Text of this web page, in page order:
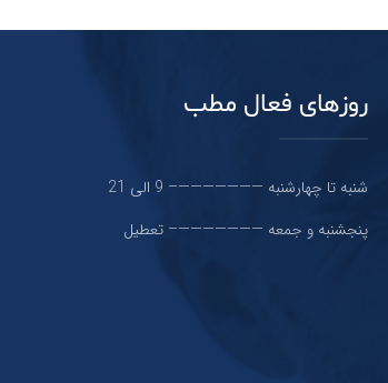
روزهای فعال مطب
شنبه تا چهارشنبه ———————– 9 الی 21
پنجشنبه و جمعه ———————– تعطیل